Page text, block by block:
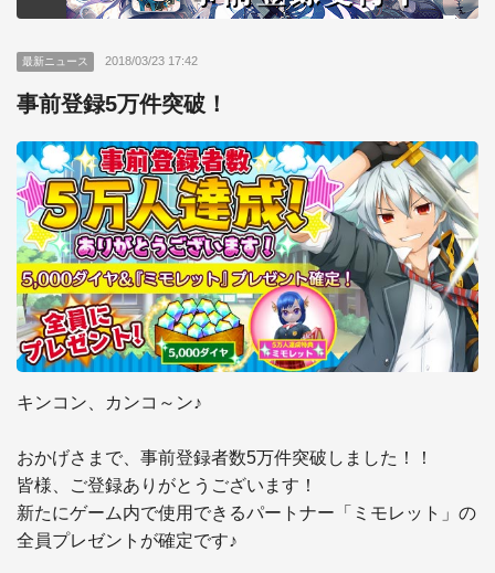
最新ニュース 2018/03/23 17:42
事前登録5万件突破！
キンコン、カンコ～ン♪
おかげさまで、事前登録者数5万件突破しました！！
皆様、ご登録ありがとうございます！
新たにゲーム内で使用できるパートナー「ミモレット」の
全員プレゼントが確定です♪